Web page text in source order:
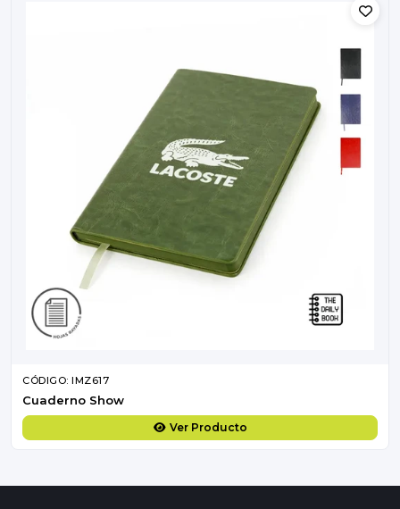
CÓDIGO: IMZ617
Cuaderno Show
Ver Producto